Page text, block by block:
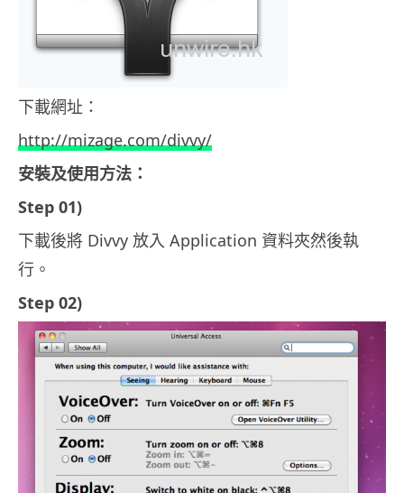
下載網址：
http://mizage.com/divvy/
安裝及使用方法：
Step 01)
下載後將 Divvy 放入 Application 資料夾然後執
行。
Step 02)